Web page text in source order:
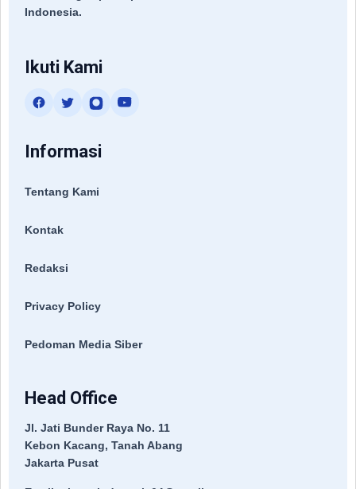
Indonesia.
Ikuti Kami
Informasi
Tentang Kami
Kontak
Redaksi
Privacy Policy
Pedoman Media Siber
Head Office
Jl. Jati Bunder Raya No. 11
Kebon Kacang, Tanah Abang
Jakarta Pusat